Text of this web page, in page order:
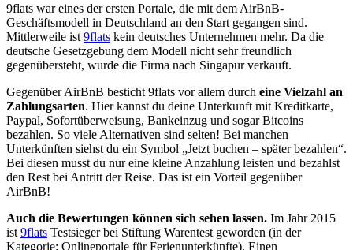
9flats war eines der ersten Portale, die mit dem AirBnB-
Geschäftsmodell in Deutschland an den Start gegangen sind.
Mittlerweile ist 9flats kein deutsches Unternehmen mehr. Da die
deutsche Gesetzgebung dem Modell nicht sehr freundlich
gegenübersteht, wurde die Firma nach Singapur verkauft.
Gegenüber AirBnB besticht 9flats vor allem durch eine Vielzahl an
Zahlungsarten. Hier kannst du deine Unterkunft mit Kreditkarte,
Paypal, Sofortüberweisung, Bankeinzug und sogar Bitcoins
bezahlen. So viele Alternativen sind selten! Bei manchen
Unterkünften siehst du ein Symbol „Jetzt buchen – später bezahlen“.
Bei diesen musst du nur eine kleine Anzahlung leisten und bezahlst
den Rest bei Antritt der Reise. Das ist ein Vorteil gegenüber
AirBnB!
Auch die Bewertungen können sich sehen lassen. Im Jahr 2015
ist 9flats Testsieger bei Stiftung Warentest geworden (in der
Kategorie: Onlineportale für Ferienunterkünfte). Einen